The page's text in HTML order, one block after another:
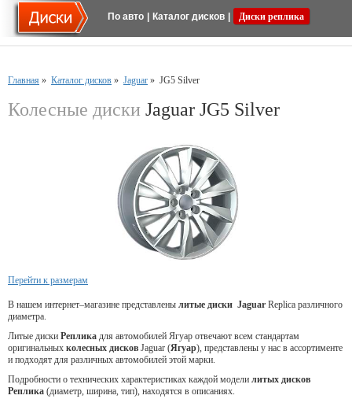
По авто Каталог дисков Диски реплика
Главная » Каталог дисков » Jaguar » JG5 Silver
Колесные диски Jaguar JG5 Silver
Перейти к размерам
В нашем интернет–магазине представлены литые диски Jaguar Replica различного
диаметра.
Литые диски Реплика для автомобилей Ягуар отвечают всем стандартам
оригинальных колесных дисков Jaguar (Ягуар), представлены у нас в ассортименте
и подходят для различных автомобилей этой марки.
Подробности о технических характеристиках каждой модели литых дисков
Реплика (диаметр, ширина, тип), находятся в описаниях.